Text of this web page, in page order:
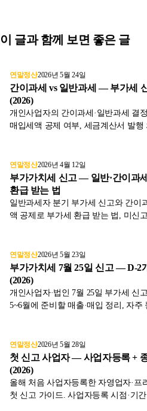
이 글과 함께 보면 좋은 글
연말정산2026년 5월 24일
간이과세 vs 일반과세 — 부가세
(2026)
개인사업자의 간이과세·일반과세 결
매입세액 공제 여부, 세금계산서 발행
연말정산2026년 4월 12일
부가가치세 신고 — 일반·간이과
환급 받는 법
일반과세자 분기 부가세 신고와 간이
액 공제로 부가세 환급 받는 법, 미신
연말정산2026년 5월 23일
부가가치세 7월 25일 신고 — D-2
(2026)
개인사업자·법인 7월 25일 부가세 신
5~6월에 준비할 매출·매입 정리, 자주
연말정산2026년 5월 28일
첫 신고 사업자 — 사업자등록 +
(2026)
올해 처음 사업자등록한 자영업자·프
첫 신고 가이드. 사업자등록 시점·기